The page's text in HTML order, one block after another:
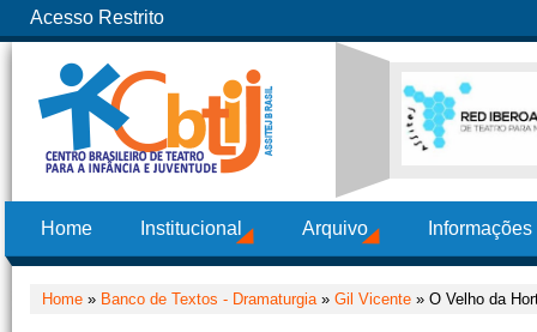
Acesso Restrito
Home Institucional Arquivo
Home » Banco de Textos - Dramaturgia» Gil Vicente » O Velho da